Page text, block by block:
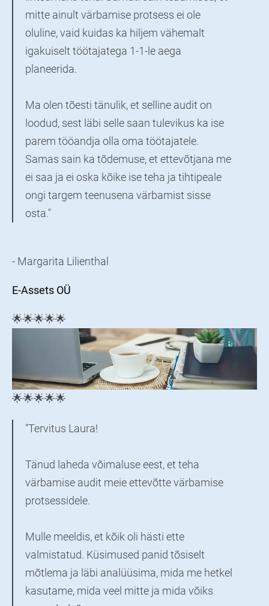
mitte ainult värbamise protsess ei ole
oluline, vaid kuidas ka hiljem vähemalt
igakuiselt töötajatega 1-1-le aega
planeerida.
Ma olen tõesti tänulik, et selline audit on
loodud, sest läbi selle saan tulevikus ka ise
parem tööandja olla oma töötajatele.
Samas sain ka tõdemuse, et ettevõtjana me
ei saa ja ei oska kõike ise teha ja tihtipeale
ongi targem teenusena värbamist sisse
osta."
- Margarita Lilienthal
E-Assets OÜ
🌟🌟🌟🌟🌟
🌟🌟🌟🌟🌟
"Tervitus Laura!
Tänud laheda võimaluse eest, et teha
värbamise audit meie ettevõtte värbamise
protsessidele.
Mulle meeldis, et kõik oli hästi ette
valmistatud. Küsimused panid tõsiselt
mõtlema ja läbi analüüsima, mida me hetkel
kasutame, mida veel mitte ja mida võiks